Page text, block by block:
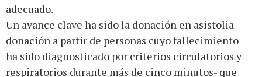
adecuado.
Un avance clave ha sido la donación en asistolia -
donación a partir de personas cuyo fallecimiento
ha sido diagnosticado por criterios circulatorios y
respiratorios durante más de cinco minutos- que